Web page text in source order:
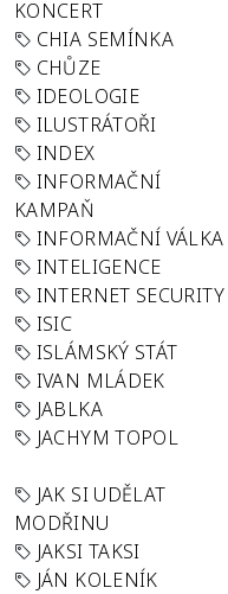
KONCERT
CHIA SEMÍNKA
CHŮZE
IDEOLOGIE
ILUSTRÁTOŘI
INDEX
INFORMAČNÍ
KAMPAŇ
INFORMAČNÍ VÁLKA
INTELIGENCE
INTERNET SECURITY
ISIC
ISLÁMSKÝ STÁT
IVAN MLÁDEK
JABLKA
JACHYM TOPOL
JAK SI UDĚLAT
MODŘINU
JAKSI TAKSI
JÁN KOLENÍK